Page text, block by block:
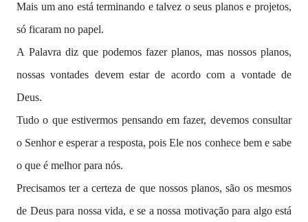
Mais um ano está terminando e talvez o seus planos e projetos,
só ficaram no papel.
A Palavra diz que podemos fazer planos, mas nossos planos,
nossas vontades devem estar de acordo com a vontade de
Deus.
Tudo o que estivermos pensando em fazer, devemos consultar
o Senhor e esperar a resposta, pois Ele nos conhece bem e sabe
o que é melhor para nós.
Precisamos ter a certeza de que nossos planos, são os mesmos
de Deus para nossa vida, e se a nossa motivação para algo está